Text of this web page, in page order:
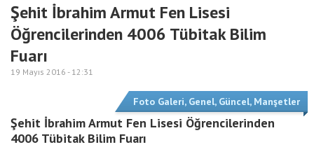
Şehit İbrahim Armut Fen Lisesi
Öğrencilerinden 4006 Tübitak Bilim
Fuarı
19 Mayıs 2016 - 12:31
Foto Galeri, Genel, Güncel, Manşetler
Şehit İbrahim Armut Fen Lisesi Öğrencilerinden
4006 Tübitak Bilim Fuarı